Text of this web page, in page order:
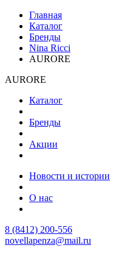
Главная
Каталог
Бренды
Nina Ricci
AURORE
AURORE
Каталог
Бренды
Акции
Новости и истории
О нас
8 (8412) 200-556
novellapenza@mail.ru